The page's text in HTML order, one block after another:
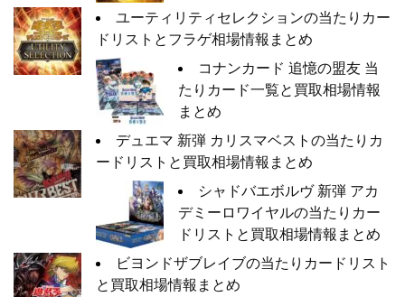
ユーティリティセレクションの当たりカー
ドリストとフラゲ相場情報まとめ
コナンカード 追憶の盟友 当
たりカード一覧と買取相場情報
まとめ
デュエマ 新弾 カリスマベストの当たりカ
ードリストと買取相場情報まとめ
シャドバエボルヴ 新弾 アカ
デミーロワイヤルの当たりカー
ドリストと買取相場情報まとめ
ビヨンドザブレイブの当たりカードリスト
と買取相場情報まとめ